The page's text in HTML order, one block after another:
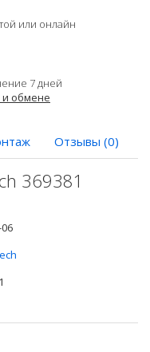
или онлайн
7 дней
обмене
Отзывы (0)
369381